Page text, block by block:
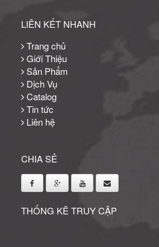
LIÊN KẾT NHANH
Trang chủ
Giới Thiệu
Sản Phẩm
Dịch Vụ
Catalog
Tin tức
Liên hệ
CHIA SẺ
THỐNG KÊ TRUY CẬP